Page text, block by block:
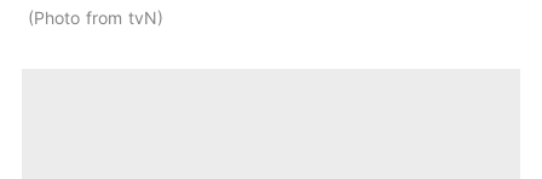
Photo from tvN